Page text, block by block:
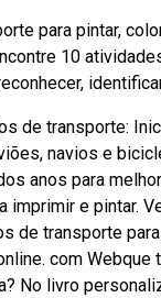
para pintar,
10
de transporte:
navios e
anos para
imprimir e pintar.
de transporte
com
No livro